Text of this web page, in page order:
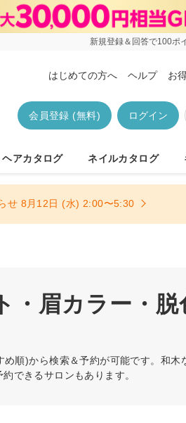
新規登録＆回答で100ポ
はじめての方へ ヘルプ お
ログイン
会員登録 (無料)
ヘアカタログ ネイルカタログ
せ 8月12日 (水) 2:00〜5:30
眉カラー・脱
め順)から検索＆予約が可能です。和木
できるサロンもあります。